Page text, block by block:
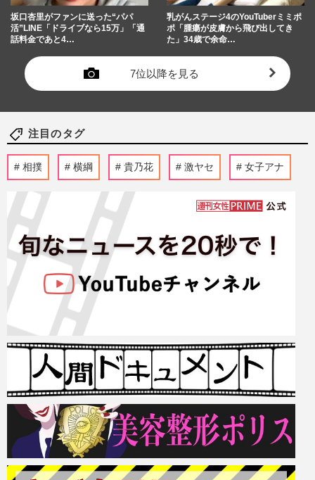
坂口杏里がファンに送った“パパ
活”LINE「ドライブなら15万」「通
話料金であと4…
乳がんステージ4のYouTuberミミポ
ポ「腫瘍が皮膚から飛び出してき
た」34歳で余命…
7位以降を見る
注目のタグ
相撲 横綱 貴乃花 激ヤセ 女子アナ